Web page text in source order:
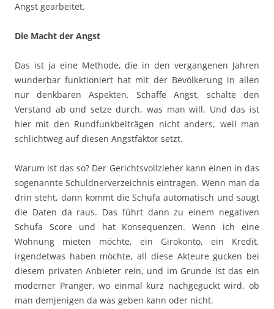
Angst gearbeitet.
Die Macht der Angst
Das ist ja eine Methode, die in den vergangenen Jahren
wunderbar funktioniert hat mit der Bevölkerung in allen
nur denkbaren Aspekten. Schaffe Angst, schalte den
Verstand ab und setze durch, was man will. Und das ist
hier mit den Rundfunkbeiträgen nicht anders, weil man
schlichtweg auf diesen Angstfaktor setzt.
Warum ist das so? Der Gerichtsvollzieher kann einen in das
sogenannte Schuldnerverzeichnis eintragen. Wenn man da
drin steht, dann kommt die Schufa automatisch und saugt
die Daten da raus. Das führt dann zu einem negativen
Schufa Score und hat Konsequenzen. Wenn ich eine
Wohnung mieten möchte, ein Girokonto, ein Kredit,
irgendetwas haben möchte, all diese Akteure gucken bei
diesem privaten Anbieter rein, und im Grunde ist das ein
moderner Pranger, wo einmal kurz nachgeguckt wird, ob
man demjenigen da was geben kann oder nicht.